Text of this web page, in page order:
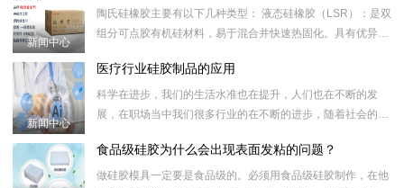
新闻中心
陶氏硅橡胶主要有以下几种类型： 液态硅橡胶（LSR）：是双
组分可点胶有机硅材料，易于混合并快速热固化。具有优异的
等特点
新闻中心
医疗行业硅胶制品的应用
​科学在进步，我们的生活水准也在提升，人们也在不断的发
展，在职场当中我们很多行业的在不断的进步，随着社会的进
不行的，不过在一些
食品级硅胶为什么会出现表面发粘的问题？
​做硅胶模具一定要是食品级的。必须用食品级硅胶制作，​在他